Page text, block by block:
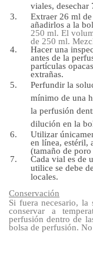
viales, desechar
Extraer 26 ml
añadirlos a la
250 ml. El
de 250 ml.
Hacer una
antes de la
partículas
extrañas.
Perfundir la
mínimo de una
la perfusión
dilución en la
Utilizar
en línea, estéril,
(tamaño de
Cada vial es de
utilice se debe
locales.
Conservación
Si fuera necesario, la
conservar a
perfusión dentro de
bolsa de perfusión.